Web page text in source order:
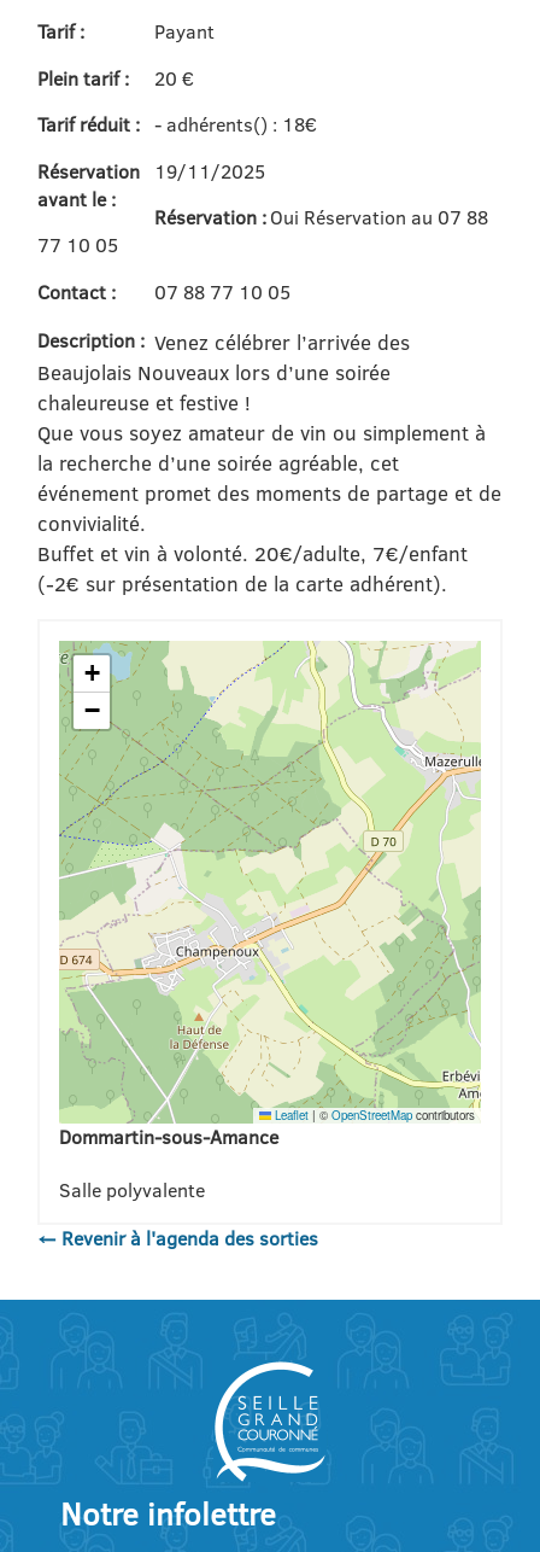
Tarif :
Payant
Plein tarif :
20 €
Tarif réduit : - adhérents() : 18€
Réservation
avant le :
19/11/2025
Réservation : Oui Réservation au 07 88
77 10 05
Contact :
07 88 77 10 05
Description : Venez célébrer l’arrivée des
Beaujolais Nouveaux lors d’une soirée
chaleureuse et festive !
Que vous soyez amateur de vin ou simplement à
la recherche d’une soirée agréable, cet
événement promet des moments de partage et de
convivialité.
Buffet et vin à volonté. 20€/adulte, 7€/enfant
(-2€ sur présentation de la carte adhérent).
+
−
Leaflet | ©OpenStreetMap contributors
Dommartin-sous-Amance
Salle polyvalente
← Revenir à l'agenda des sorties
Notre infolettre